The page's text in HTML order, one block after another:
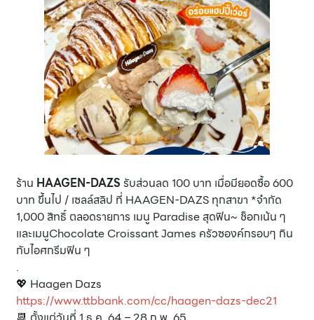
ร้าน HAAGEN-DAZS รับส่วนลด 100 บาท เมื่อมียอดซื้อ 600
บาท ขึ้นไป / เซลล์สลิป ที่ HAAGEN-DAZS ทุกสาขา *จำกัด
1,000 สิทธิ์ ตลอดรายการ เมนู Paradise สุดฟิน~ ช็อกเน้น ๆ
และเมนูChocolate Croissant James ครัวซองค์กรอบๆ กิน
กับไอศกรีมฟิน ๆ
.
💖 Haagen Dazs
https://www.ttbbank.com/cc/haagen-dazs-dec21